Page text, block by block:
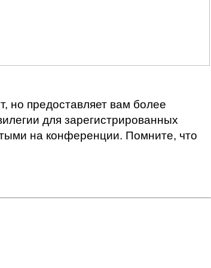
но предоставляет вам более
для зарегистрированных
на конференции. Помните, что